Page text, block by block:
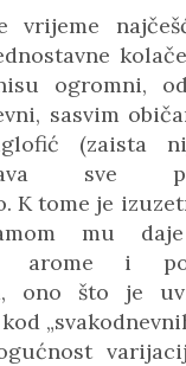
vrijeme
ogromni,
sasvim
(zaista
sve
K tome je
mu
arome i
ono što je